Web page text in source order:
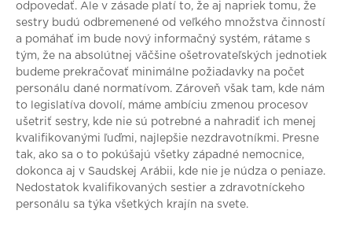
odpovedať. Ale v zásade platí to, že aj napriek tomu, že
sestry budú odbremenené od veľkého množstva činností
a pomáhať im bude nový informačný systém, rátame s
tým, že na absolútnej väčšine ošetrovateľských jednotiek
budeme prekračovať minimálne požiadavky na počet
personálu dané normatívom. Zároveň však tam, kde nám
to legislatíva dovolí, máme ambíciu zmenou procesov
ušetriť sestry, kde nie sú potrebné a nahradiť ich menej
kvalifikovanými ľuďmi, najlepšie nezdravotníkmi. Presne
tak, ako sa o to pokúšajú všetky západné nemocnice,
dokonca aj v Saudskej Arábii, kde nie je núdza o peniaze.
Nedostatok kvalifikovaných sestier a zdravotníckeho
personálu sa týka všetkých krajín na svete.